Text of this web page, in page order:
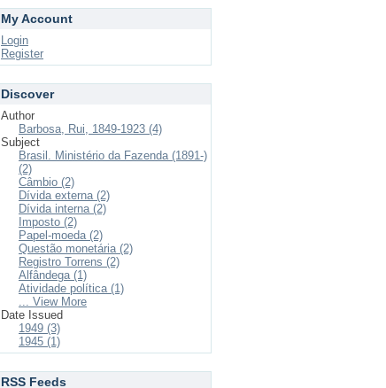
My Account
Login
Register
Discover
Author
Barbosa, Rui, 1849-1923 (4)
Subject
Brasil. Ministério da Fazenda (1891-)
(2)
Câmbio (2)
Dívida externa (2)
Dívida interna (2)
Imposto (2)
Papel-moeda (2)
Questão monetária (2)
Registro Torrens (2)
Alfândega (1)
Atividade política (1)
... View More
Date Issued
1949 (3)
1945 (1)
RSS Feeds